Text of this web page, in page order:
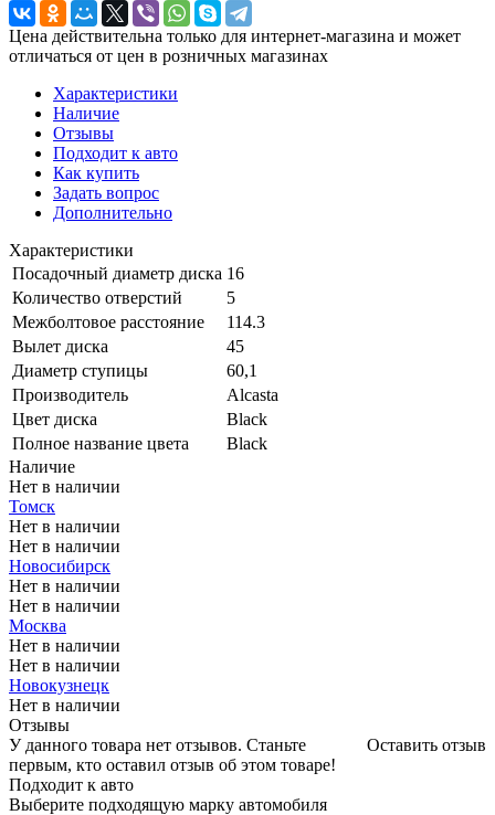
Цена действительна только для интернет-магазина и может
отличаться от цен в розничных магазинах
Характеристики
Наличие
Отзывы
Подходит к авто
Как купить
Задать вопрос
Дополнительно
Характеристики
Посадочный диаметр диска 16
Количество отверстий
5
Межболтовое расстояние
114.3
Вылет диска
45
Диаметр ступицы
60,1
Производитель
Alcasta
Цвет диска
Black
Полное название цвета
Black
Наличие
Нет в наличии
Томск
Нет в наличии
Нет в наличии
Новосибирск
Нет в наличии
Нет в наличии
Москва
Нет в наличии
Нет в наличии
Новокузнецк
Нет в наличии
Отзывы
Оставить отзыв
У данного товара нет отзывов. Станьте
первым, кто оставил отзыв об этом товаре!
Подходит к авто
Выберите подходящую марку автомобиля